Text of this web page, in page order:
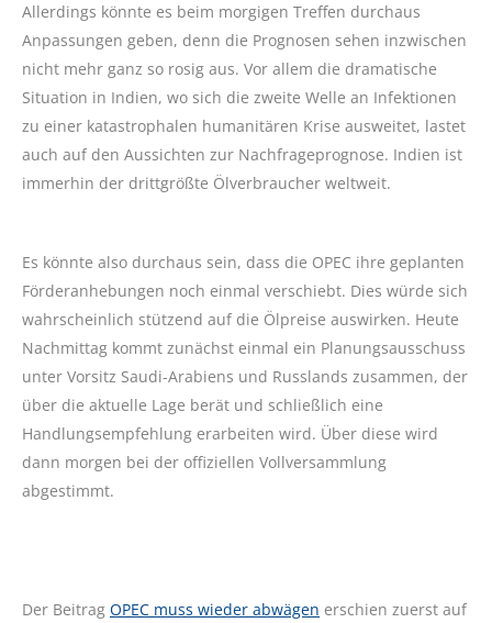
Allerdings könnte es beim morgigen Treffen durchaus
Anpassungen geben, denn die Prognosen sehen inzwischen
nicht mehr ganz so rosig aus. Vor allem die dramatische
Situation in Indien, wo sich die zweite Welle an Infektionen
zu einer katastrophalen humanitären Krise ausweitet, lastet
auch auf den Aussichten zur Nachfrageprognose. Indien ist
immerhin der drittgrößte Ölverbraucher weltweit.
Es könnte also durchaus sein, dass die OPEC ihre geplanten
Förderanhebungen noch einmal verschiebt. Dies würde sich
wahrscheinlich stützend auf die Ölpreise auswirken. Heute
Nachmittag kommt zunächst einmal ein Planungsausschuss
unter Vorsitz Saudi-Arabiens und Russlands zusammen, der
über die aktuelle Lage berät und schließlich eine
Handlungsempfehlung erarbeiten wird. Über diese wird
dann morgen bei der offiziellen Vollversammlung
abgestimmt.
Der Beitrag OPEC muss wieder abwägen erschien zuerst auf